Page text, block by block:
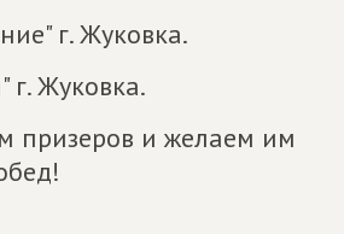
г. Жуковка.
г. Жуковка.
призеров и желаем им